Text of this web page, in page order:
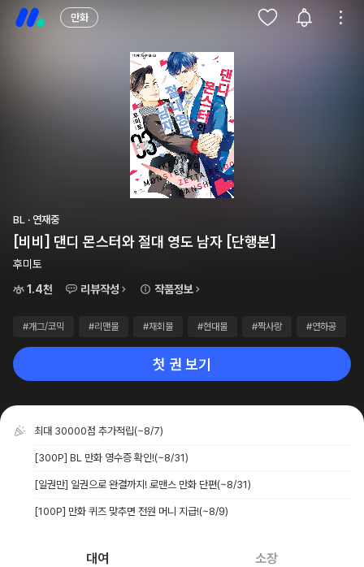
만화
BL · 연재중
[비비] 댄디 몬스터와 절대 영도 남자 [단행본]
후미토
1.4천
리뷰작성 작품정보
#개그/코믹 #리맨물 #재회물 #현대물 #짝사랑 #연하공
첫 권 보기
최대 30000점 추가적립(~8/7)
[300P] BL 만화 영수증 확인!(~8/31)
[일권만] 일권으로 완결까지! 로맨스 만화 단편(~8/31)
[100P] 만화 퀴즈 맞추면 전원 머니 지급!(~8/9)
대여 소장